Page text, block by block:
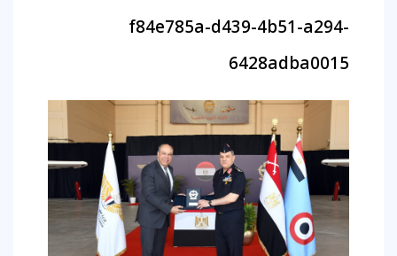
f84e785a-d439-4b51-a294-
6428adba0015